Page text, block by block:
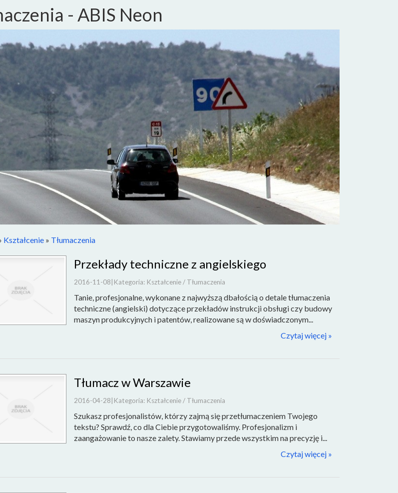
- ABIS Neon
Kształcenie » Tłumaczenia
Przekłady techniczne z angielskiego
2016-11-08 Kategoria: Kształcenie / Tłumaczenia
Tanie, profesjonalne, wykonane z najwyższą dbałością o detale tłumaczenia
techniczne (angielski) dotyczące przekładów instrukcji obsługi czy budowy
maszyn produkcyjnych i patentów, realizowane są w doświadczonym...
Czytaj więcej »
Tłumacz w Warszawie
2016-04-28 Kategoria: Kształcenie / Tłumaczenia
Szukasz profesjonalistów, którzy zajmą się przetłumaczeniem Twojego
tekstu? Sprawdź, co dla Ciebie przygotowaliśmy. Profesjonalizm i
zaangażowanie to nasze zalety. Stawiamy przede wszystkim na precyzję i...
Czytaj więcej »